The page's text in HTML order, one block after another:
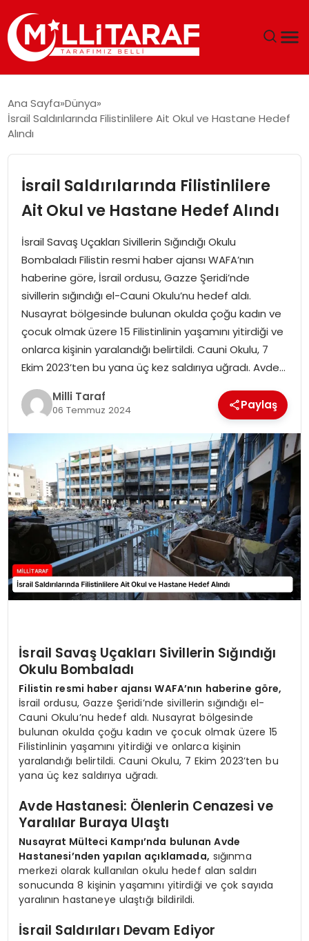
ÖZEL SAYFALAR
SPOR
SIYASET
Ana Sayfa Dünya
İsrail Saldırılarında Filistinlilere Ait Okul ve Hastane Hedef
Alındı
İsrail Saldırılarında Filistinlilere
Ait Okul ve Hastane Hedef Alındı
İsrail Savaş Uçakları Sivillerin Sığındığı Okulu
Bombaladı Filistin resmi haber ajansı WAFA’nın
haberine göre, İsrail ordusu, Gazze Şeridi’nde
sivillerin sığındığı el-Cauni Okulu’nu hedef aldı.
Nusayrat bölgesinde bulunan okulda çoğu kadın ve
çocuk olmak üzere 15 Filistinlinin yaşamını yitirdiği ve
onlarca kişinin yaralandığı belirtildi. Cauni Okulu, 7
Ekim 2023’ten bu yana üç kez saldırıya uğradı. Avde…
Milli Taraf
06 Temmuz 2024 Paylaş
İsrail Savaş Uçakları Sivillerin Sığındığı
Okulu Bombaladı
Filistin resmi haber ajansı WAFA’nın haberine göre,
İsrail ordusu, Gazze Şeridi’nde sivillerin sığındığı el-
Cauni Okulu’nu hedef aldı. Nusayrat bölgesinde
bulunan okulda çoğu kadın ve çocuk olmak üzere 15
Filistinlinin yaşamını yitirdiği ve onlarca kişinin
yaralandığı belirtildi. Cauni Okulu, 7 Ekim 2023’ten bu
yana üç kez saldırıya uğradı.
Avde Hastanesi: Ölenlerin Cenazesi ve
Yaralılar Buraya Ulaştı
Nusayrat Mülteci Kampı’nda bulunan Avde
Hastanesi’nden yapılan açıklamada, sığınma
merkezi olarak kullanılan okulu hedef alan saldırı
sonucunda 8 kişinin yaşamını yitirdiği ve çok sayıda
yaralının hastaneye ulaştığı bildirildi.
İsrail Saldırıları Devam Ediyor